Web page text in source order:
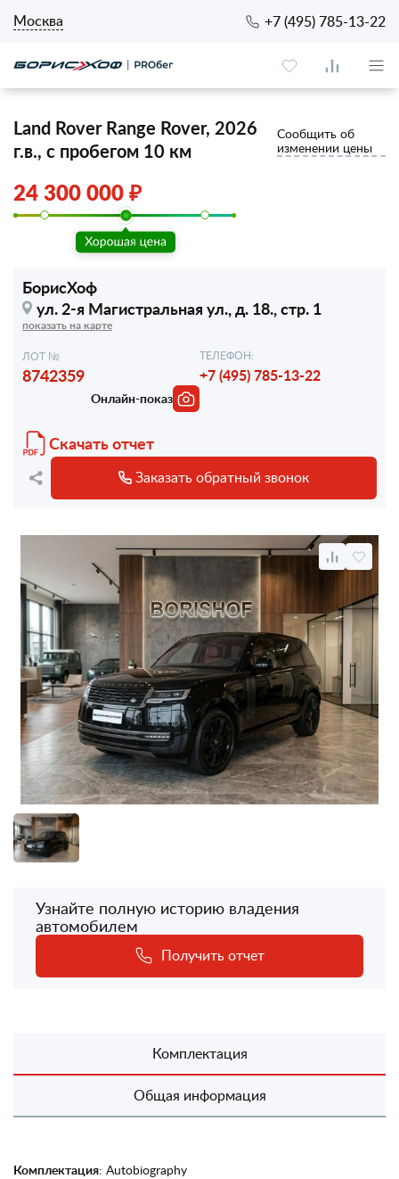
Москва +7 (495) 785-13-22
Land Rover Range Rover, 2026
г.в., с пробегом 10 км
Сообщить об
изменении цены
24 300 000 ₽
БорисХоф
ул. 2-я Магистральная ул.,д. 18., стр. 1
показать на карте
ЛОТ №
8742359
ТЕЛЕФОН:
+7 (495) 785-13-22
Онлайн-показ
Скачать отчет
Заказать обратный звонок
Узнайте полную историю владения
автомобилем
Получить отчет
Комплектация
Общая информация
Комплектация: Autobiography